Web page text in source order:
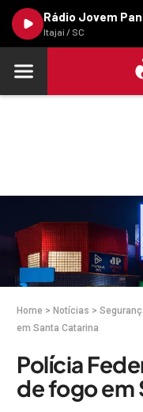
Rádio Jovem Pan
Itajaí / SC
Home > Notícias >
em Santa Catarina
Polícia
de fogo em